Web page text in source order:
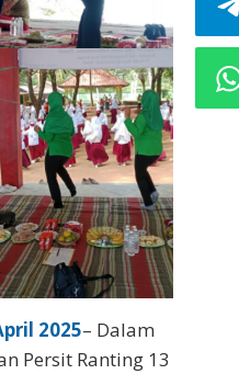
2025– Dalam
Persit Ranting 13